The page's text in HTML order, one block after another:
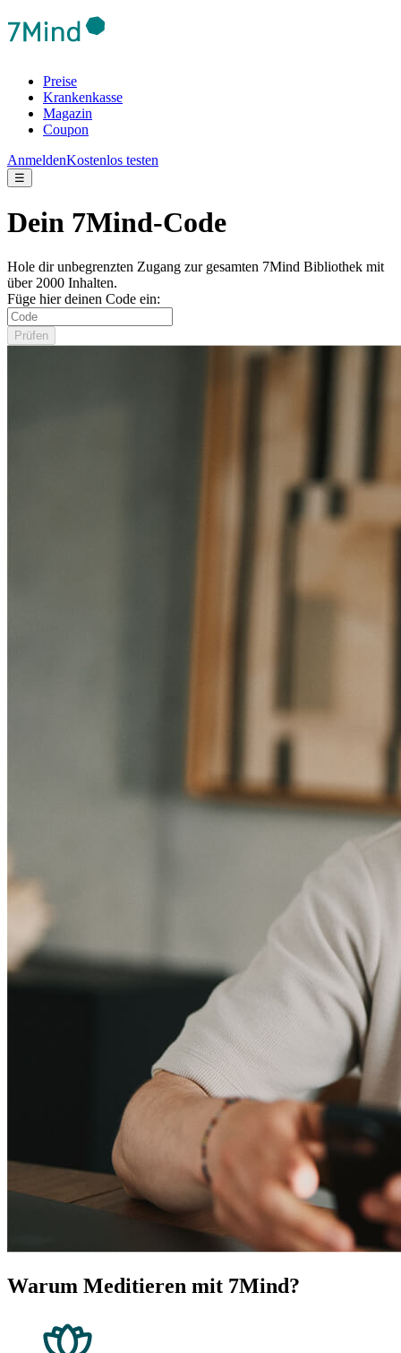
Preise
Krankenkasse
Magazin
Coupon
AnmeldenKostenlos testen
☰
Dein 7Mind-Code
Hole dir unbegrenzten Zugang zur gesamten 7Mind Bibliothek mit
über 2000 Inhalten.
Füge hier deinen Code ein:
Prüfen
Warum Meditieren mit 7Mind?